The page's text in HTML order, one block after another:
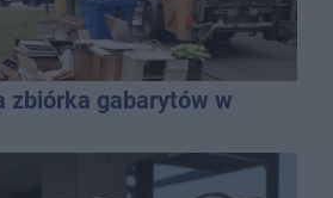
zbiórka gabarytów w